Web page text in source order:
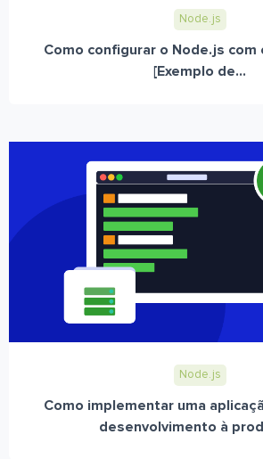
Node.js
Como configurar o Node.js com
[Exemplo de...
Node.js
Como implementar uma
desenvolvimento à